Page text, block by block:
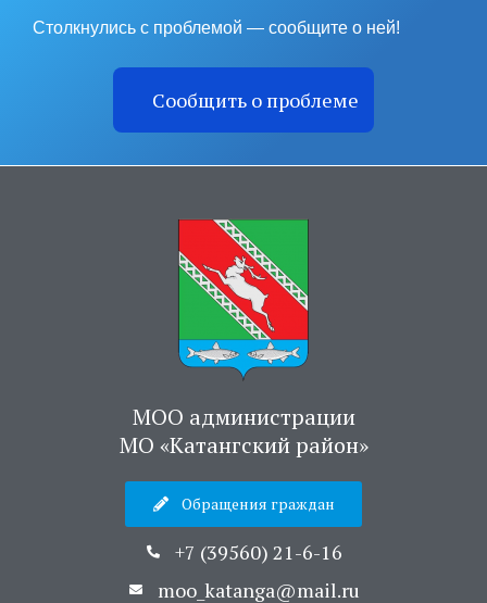
Столкнулись с проблемой — сообщите о ней!
Сообщить о проблеме
МОО администрации
МО «Катангский район»
Обращения граждан
+7 (39560) 21-6-16
moo_katanga@mail.ru